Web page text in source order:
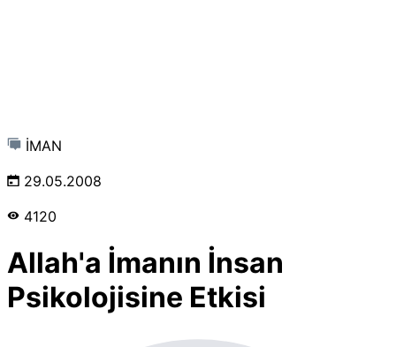
İMAN
29.05.2008
4120
Allah'a İmanın İnsan
Psikolojisine Etkisi